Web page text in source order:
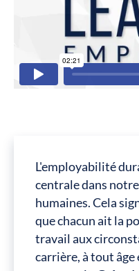
L'employabilité
centrale dans
humaines. Cela
que chacun ait la
travail aux
carrière, à tout